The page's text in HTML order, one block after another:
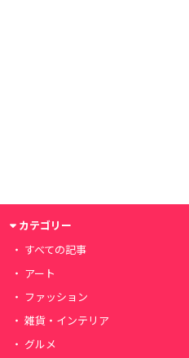
カテゴリー
すべての記事
アート
ファッション
雑貨・インテリア
グルメ